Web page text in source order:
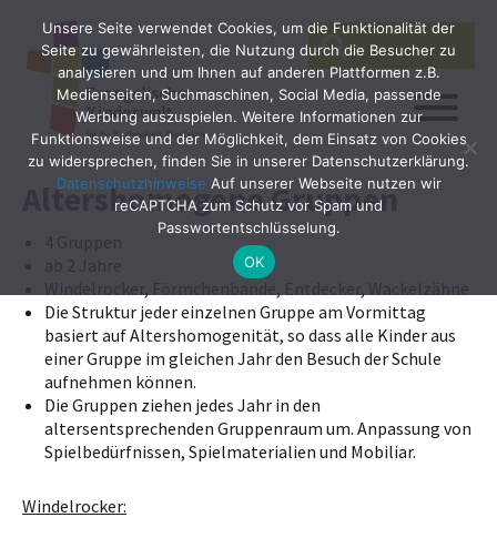
Search
for:
SEARCH
Altershomogene Gruppen
Die Struktur jeder einzelnen Gruppe am Vormittag
basiert auf Altershomogenität, so dass alle Kinder aus
einer Gruppe im gleichen Jahr den Besuch der Schule
aufnehmen können.
Die Gruppen ziehen jedes Jahr in den
altersentsprechenden Gruppenraum um. Anpassung von
Spielbedürfnissen, Spielmaterialien und Mobiliar.
Windelrocker:
Unsere Seite verwendet Cookies, um die Funktionalität der
Seite zu gewährleisten, die Nutzung durch die Besucher zu
analysieren und um Ihnen auf anderen Plattformen z.B.
Medienseiten, Suchmaschinen, Social Media, passende
Werbung auszuspielen. Weitere Informationen zur
Funktionsweise und der Möglichkeit, dem Einsatz von Cookies
zu widersprechen, finden Sie in unserer Datenschutzerklärung.
Datenschutzhinweise Auf unserer Webseite nutzen wir
reCAPTCHA zum Schutz vor Spam und
Passwortentschlüsselung.
OK